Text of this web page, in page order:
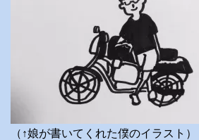
（↑娘が書いてくれた僕のイラスト）